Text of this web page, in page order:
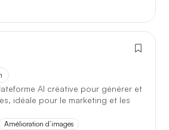
AI créative pour générer et
idéale pour le marketing et les
Amélioration d’images